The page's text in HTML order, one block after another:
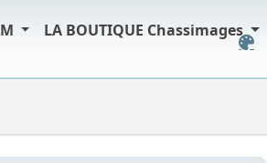
LA BOUTIQUE Chassimages